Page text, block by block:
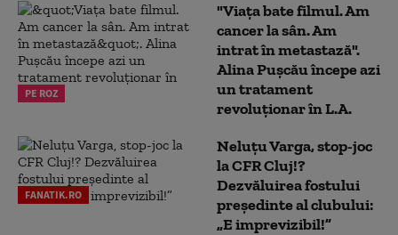
PE ROZ
"Viața bate filmul. Am
cancer la sân. Am
intrat în metastază".
Alina Pușcău începe azi
un tratament
revoluționar în L.A.
FANATIK.RO
Neluțu Varga, stop-joc
la CFR Cluj!?
Dezvăluirea fostului
președinte al clubului:
„E imprevizibil!”